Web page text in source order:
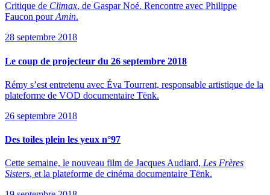
Critique de Climax, de Gaspar Noé. Rencontre avec Philippe
Faucon pourAmin.
28 septembre 2018
Le coup de projecteur du 26 septembre 2018
Rémy s’est entretenu avec Éva Tourrent, responsable artistique de la
plateforme de VOD documentaire Tënk.
26 septembre 2018
Des toiles plein les yeux n°97
Cette semaine, le nouveau film de Jacques Audiard, Les Frères
Sisters, et la plateforme de cinéma documentaire Tënk.